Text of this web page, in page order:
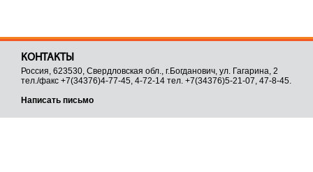
КОНТАКТЫ
Россия, 623530, Свердловская обл., г.Богданович, ул. Гагарина, 2
тел./факс +7(34376)4-77-45, 4-72-14 тел. +7(34376)5-21-07, 47-8-45.
Написать письмо